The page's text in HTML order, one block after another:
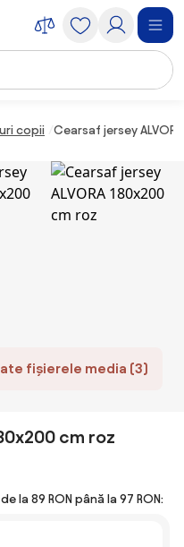
copii Cearsaf jersey
fișierele media (3)
cm roz
la 89 RON până la 97 RON: